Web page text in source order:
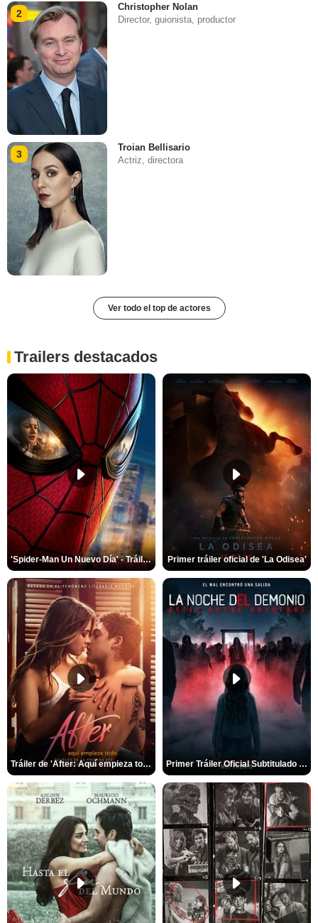
2
Christopher Nolan
Director, guionista, productor
3
Troian Bellisario
Actriz, directora
Ver todo el top de actores
Trailers destacados
'Spider-Man Un Nuevo Día' - Tráiler oficial subtitulado Primer tráiler oficial de 'La Odisea'
Tráiler de 'After: Aquí empieza todo' Primer Tráiler Oficial Subtitulado de 'La Noche Del Demonio: Están Entre Nosotros'